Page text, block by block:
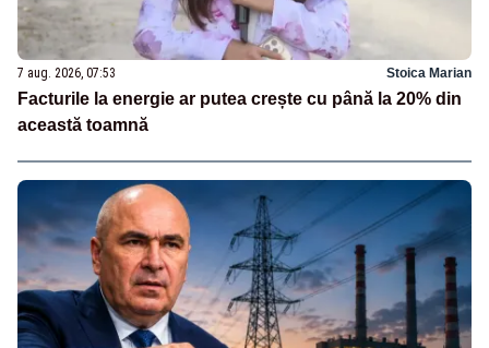
7 aug. 2026, 07:53 Stoica Marian
Facturile la energie ar putea crește cu până la 20% din
această toamnă